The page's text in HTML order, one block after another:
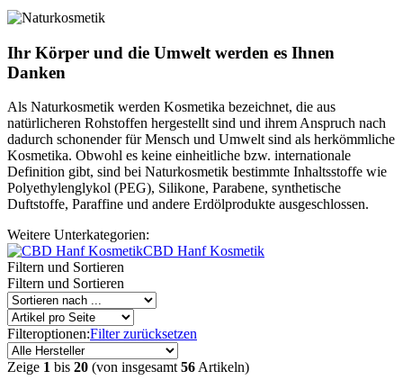
Ihr Körper und die Umwelt werden es Ihnen
Danken
Als Naturkosmetik werden Kosmetika bezeichnet, die aus
natürlicheren Rohstoffen hergestellt sind und ihrem Anspruch nach
dadurch schonender für Mensch und Umwelt sind als herkömmliche
Kosmetika. Obwohl es keine einheitliche bzw. internationale
Definition gibt, sind bei Naturkosmetik bestimmte Inhaltsstoffe wie
Polyethylenglykol (PEG), Silikone, Parabene, synthetische
Duftstoffe, Paraffine und andere Erdölprodukte ausgeschlossen.
Weitere Unterkategorien:
CBD Hanf Kosmetik
Filtern und Sortieren
Filtern und Sortieren
Filteroptionen:Filter zurücksetzen
Zeige 1 bis 20 (von insgesamt 56 Artikeln)